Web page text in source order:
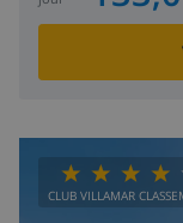
CLUB VILLAMAR